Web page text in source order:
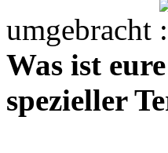
umgebracht
Was ist
spezieller